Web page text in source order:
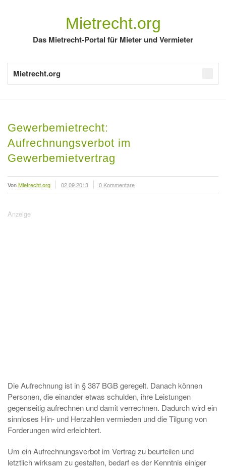
Mietrecht.org
Das Mietrecht-Portal für Mieter und Vermieter
Mietrecht.org
Gewerbemietrecht:
Aufrechnungsverbot im
Gewerbemietvertrag
VonMietrecht.org 02.09.2013 0 Kommentare
Die Aufrechnung ist in § 387 BGB geregelt. Danach können
Personen, die einander etwas schulden, ihre Leistungen
gegenseitig aufrechnen und damit verrechnen. Dadurch wird ein
sinnloses Hin- und Herzahlen vermieden und die Tilgung von
Forderungen wird erleichtert.
Um ein Aufrechnungsverbot im Vertrag zu beurteilen und
letztlich wirksam zu gestalten, bedarf es der Kenntnis einiger